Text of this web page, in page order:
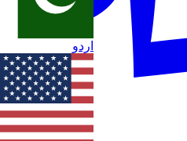
اردو